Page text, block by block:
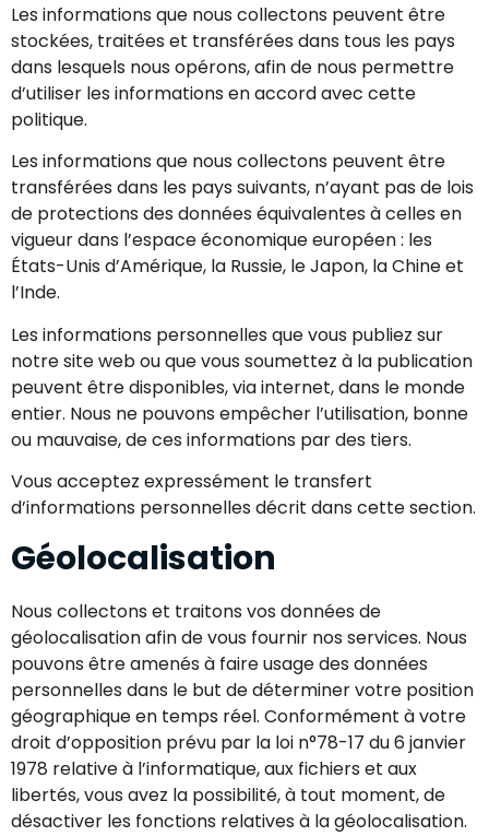
Les informations que nous collectons peuvent être
stockées, traitées et transférées dans tous les pays
dans lesquels nous opérons, afin de nous permettre
d’utiliser les informations en accord avec cette
politique.
Les informations que nous collectons peuvent être
transférées dans les pays suivants, n’ayant pas de lois
de protections des données équivalentes à celles en
vigueur dans l’espace économique européen : les
États-Unis d’Amérique, la Russie, le Japon, la Chine et
l’Inde.
Les informations personnelles que vous publiez sur
notre site web ou que vous soumettez à la publication
peuvent être disponibles, via internet, dans le monde
entier. Nous ne pouvons empêcher l’utilisation, bonne
ou mauvaise, de ces informations par des tiers.
Vous acceptez expressément le transfert
d’informations personnelles décrit dans cette section.
Géolocalisation
Nous collectons et traitons vos données de
géolocalisation afin de vous fournir nos services. Nous
pouvons être amenés à faire usage des données
personnelles dans le but de déterminer votre position
géographique en temps réel. Conformément à votre
droit d’opposition prévu par la loi n°78-17 du 6 janvier
1978 relative à l’informatique, aux fichiers et aux
libertés, vous avez la possibilité, à tout moment, de
désactiver les fonctions relatives à la géolocalisation.